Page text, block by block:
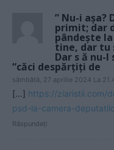
” Nu-i aşa?
primit; dar
pândeşte
tine, dar tu
Dar s ă nu-
“căci despărţiţi de
sâmbătă, 27 aprilie 2024 La
[…] https://ziaristii.com/
psd-la-camera-
Răspundeți